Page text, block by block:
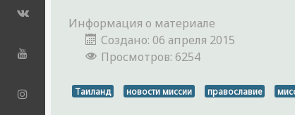
Информация о материале
Создано: 06 апреля 2015
Просмотров: 6254
Таиланд новости миссии православие